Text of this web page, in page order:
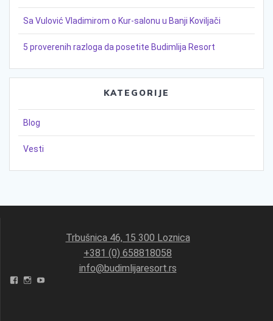
Sa Vulović Vladimirom o Kur-salonu u Banji Koviljači
5 proverenih razloga da posetite Budimlija Resort
KATEGORIJE
Blog
Vesti
Trbušnica 46, 15 300 Loznica
+381 (0) 658818058
info@budimlijaresort.rs
FacebookInstagram